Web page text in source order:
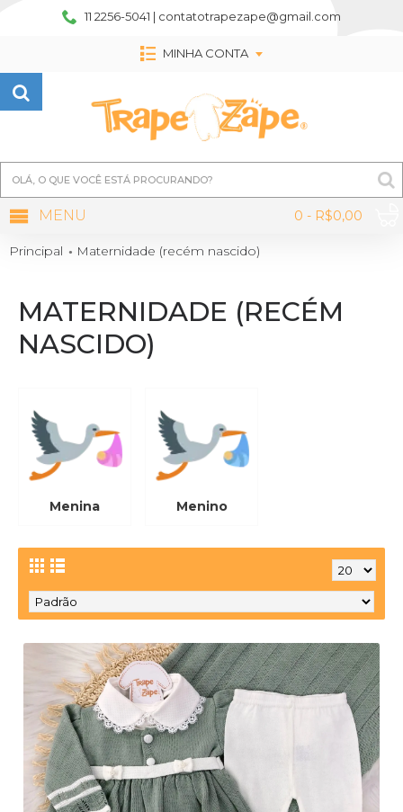
11 2256-5041 | contatotrapezape@gmail.com
MINHA CONTA
0 - R$0,00
MENU
Principal Maternidade (recém nascido)
MATERNIDADE (RECÉM
NASCIDO)
Menina Menino